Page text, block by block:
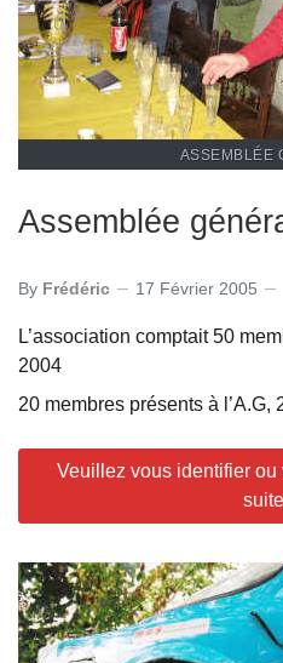
ASSEMBLÉE
Assemblée
By Frédéric 17 Février 2005
L’association comptait 50
2004
20 membres présents à l’A.G,
Veuillez vous identifier